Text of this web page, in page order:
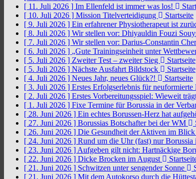
[ 11. Juli 2026 ] Im Ellenfeld ist immer was los!
[ 10. Juli 2026 ] Mission Titelverteidigung
Startseite
[ 9. Juli 2026 ] Ein erfahrener Physiotherapeut ist
[ 8. Juli 2026 ] Wir stellen vor: Dhiyauldin Fouzi
[ 7. Juli 2026 ] Wir stellen vor: Darius-Constantin
[ 6. Juli 2026 ] „Gute Trainingseinheit unter
[ 5. Juli 2026 ] Zweiter Test – zweiter Sieg
Startseite
[ 5. Juli 2026 ] Nächste Ausfahrt Bildstock
Startseite
[ 4. Juli 2026 ] Neues Jahr, neues Glück?!
Startseite
[ 3. Juli 2026 ] Erstes Erfolgserlebnis für neuformierte
[ 2. Juli 2026 ] Erstes Vorbereitungsspiel: Wieweit
[ 1. Juli 2026 ] Fixe Termine für Borussia in der
[ 28. Juni 2026 ] Ein echtes Borussen-Herz hat
[ 27. Juni 2026 ] Borussias Botschafter bei der WM
[ 26. Juni 2026 ] Die Gesundheit der Aktiven im Blick
[ 24. Juni 2026 ] Rund um die Uhr (fast) nur
[ 23. Juni 2026 ] Aufgeben gilt nicht: Hartnäckige
[ 22. Juni 2026 ] Dicke Brocken im August
[ 21. Juni 2026 ] Schwitzen unter sengender Sonne
[ 21. Juni 2026 ] Mit dem Autokorso durch die